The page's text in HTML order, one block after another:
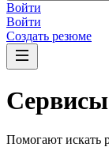
Войти
Войти
Создать резюме
Сервисы
Помогают искать